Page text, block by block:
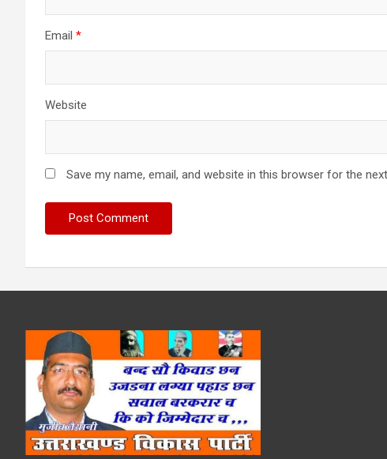
Email *
Website
Save my name, email, and website in this browser for the